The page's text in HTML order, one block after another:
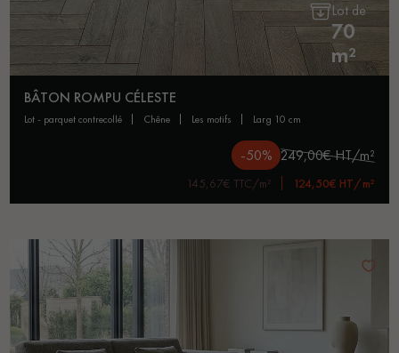
Lot de
70
m²
BÂTON ROMPU CÉLESTE
lot - parquet contrecollé chêne les motifs larg 10 cm
-50% 249,00€ HT/m²
145,67€ TTC/m² 124,50€ HT/m²